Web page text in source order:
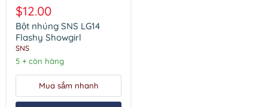
nhúng
SNS
LG14
Flashy
Showgirl
$12.00
Bột nhúng SNS LG14
Flashy Showgirl
SNS
5 + còn hàng
Mua sắm nhanh